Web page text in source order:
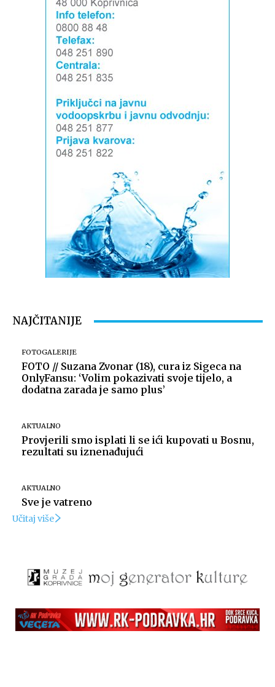
Foto: Marko Štefanov
NAJČITANIJE
FOTOGALERIJE
FOTO // Suzana Zvonar (18), cura iz Sigeca na
OnlyFansu: ‘Volim pokazivati svoje tijelo, a
dodatna zarada je samo plus’
AKTUALNO
Provjerili smo isplati li se ići kupovati u Bosnu,
rezultati su iznenađujući
AKTUALNO
Sve je vatreno
Učitaj više